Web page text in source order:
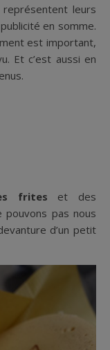
leurs
en somme.
est important,
Et c’est aussi en
frites et des
pouvons pas nous
d’un petit